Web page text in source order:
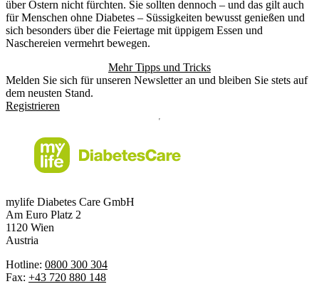
über Ostern nicht fürchten. Sie sollten dennoch – und das gilt auch
für Menschen ohne Diabetes – Süssigkeiten bewusst genießen und
sich besonders über die Feiertage mit üppigem Essen und
Naschereien vermehrt bewegen.
Mehr Tipps und Tricks
Melden Sie sich für unseren Newsletter an und bleiben Sie stets auf
dem neusten Stand.
Registrieren
mylife Diabetes Care GmbH
Am Euro Platz 2
1120 Wien
Austria
Hotline: 0800 300 304
Fax: +43 720 880 148